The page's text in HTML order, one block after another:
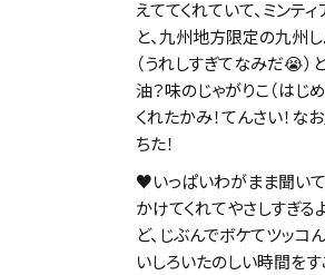
えててくれていて、ミンティ
と、九州地方限定の九州
（うれしすぎてなみだ😭
油？味のじゃがりこ（はじ
くれたかみ！てんさい！な
ちた！
♥いっぱいわがまま聞いて
かけてくれてやさしすぎ
ど、じぶんでボケてツッコ
いしろいたのしい時間をす